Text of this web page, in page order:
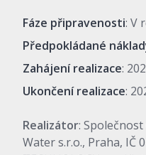
Fáze připravenosti: V
Předpokládané
Zahájení realizace:
Ukončení realizace:
Realizátor: Společnost
Water s.r.o., Praha, IČ